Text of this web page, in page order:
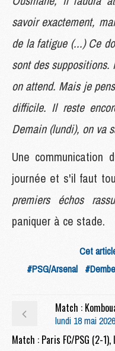
savoir exactement,
de la fatigue (...) Ce
sont des
on attend. Mais je
difficile. Il reste
Demain (lundi), on va
Une communication
journée et s'il faut
premiers échos
paniquer à ce stade.
Cet
#PSG/Arsenal
lundi 18 mai